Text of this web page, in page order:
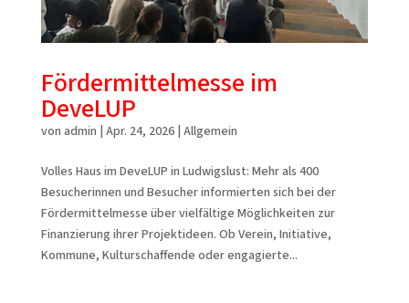
Fördermittelmesse im
DeveLUP
von admin Apr. 24, 2026| Allgemein
Volles Haus im DeveLUP in Ludwigslust: Mehr als 400
Besucherinnen und Besucher informierten sich bei der
Fördermittelmesse über vielfältige Möglichkeiten zur
Finanzierung ihrer Projektideen. Ob Verein, Initiative,
Kommune, Kulturschaffende oder engagierte...